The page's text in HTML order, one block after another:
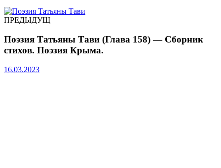
ПРЕДЫДУЩ
Поэзия Татьяны Тави (Глава 158) — Сборник
стихов. Поэзия Крыма.
16.03.2023